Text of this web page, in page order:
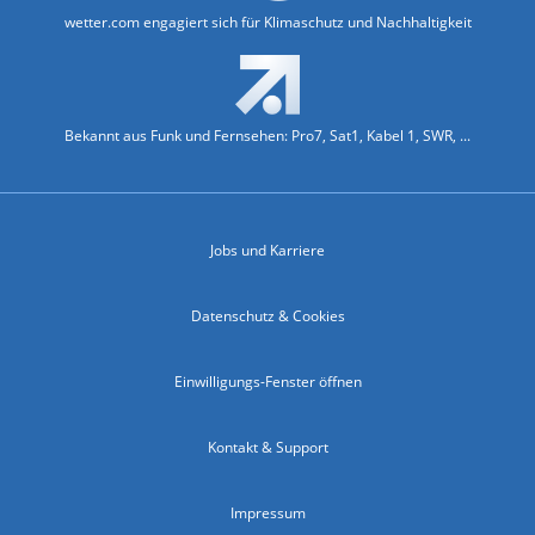
wetter.com engagiert sich für Klimaschutz und Nachhaltigkeit
Bekannt aus Funk und Fernsehen: Pro7, Sat1, Kabel 1, SWR, ...
Jobs und Karriere
Datenschutz & Cookies
Einwilligungs-Fenster öffnen
Kontakt & Support
Impressum